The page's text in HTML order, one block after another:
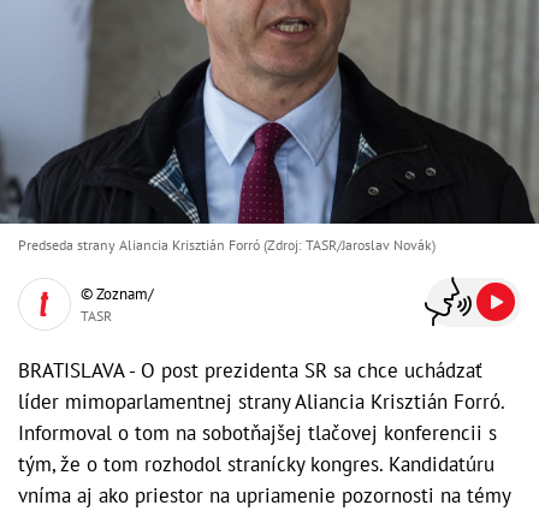
Predseda strany Aliancia Krisztián Forró (Zdroj: TASR/Jaroslav Novák)
© Zoznam/
TASR
BRATISLAVA - O post prezidenta SR sa chce uchádzať
líder mimoparlamentnej strany Aliancia Krisztián Forró.
Informoval o tom na sobotňajšej tlačovej konferencii s
tým, že o tom rozhodol stranícky kongres. Kandidatúru
vníma aj ako priestor na upriamenie pozornosti na témy